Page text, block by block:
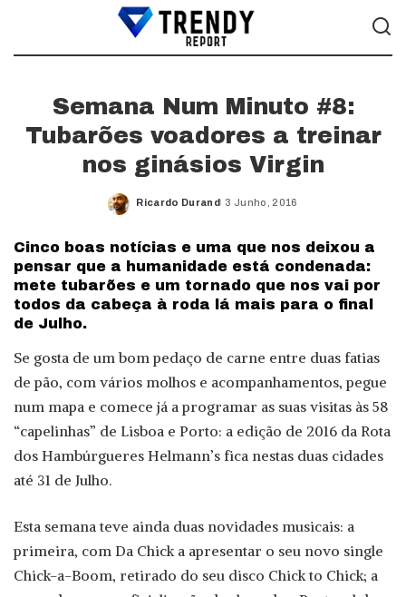
Semana Num Minuto #8:
Tubarões voadores a treinar
nos ginásios Virgin
Posted
Ricardo Durand 3 Junho, 2016
Cinco boas notícias e uma que nos deixou a
pensar que a humanidade está condenada:
mete tubarões e um tornado que nos vai por
todos da cabeça à roda lá mais para o final
de Julho.
Se gosta de um bom pedaço de carne entre duas fatias
de pão, com vários molhos e acompanhamentos, pegue
num mapa e comece já a programar as suas visitas às 58
“capelinhas” de Lisboa e Porto: a edição de 2016 da Rota
dos Hambúrgueres Helmann’s fica nestas duas cidades
até 31 de Julho.
Esta semana teve ainda duas novidades musicais: a
primeira, com Da Chick a apresentar o seu novo single
Chick-a-Boom, retirado do seu disco Chick to Chick; a